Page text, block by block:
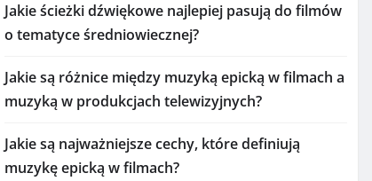
Jakie ścieżki dźwiękowe najlepiej pasują do filmów
o tematyce średniowiecznej?
Jakie są różnice między muzyką epicką w filmach a
muzyką w produkcjach telewizyjnych?
Jakie są najważniejsze cechy, które definiują
muzykę epicką w filmach?